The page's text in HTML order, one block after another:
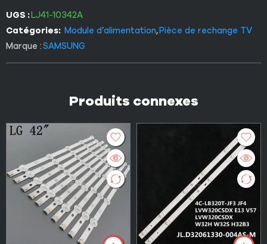
UGS :LJ41-10342A
Catégories: Module d’alimentation,Pièce de rechange TV
Marque :SAMSUNG
Produits connexes